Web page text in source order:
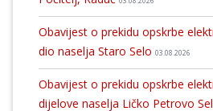
Obavijest o prekidu opskrbe
dio naselja Staro Selo 03.08.2026
Obavijest o prekidu opskrbe
dijelove naselja Ličko Petrovo